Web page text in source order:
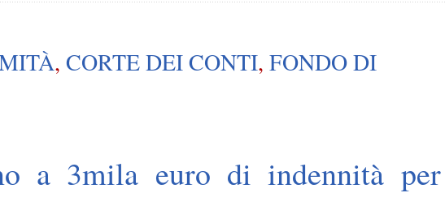
, CORTE DEI CONTI, FONDO DI
a 3mila euro di indennità